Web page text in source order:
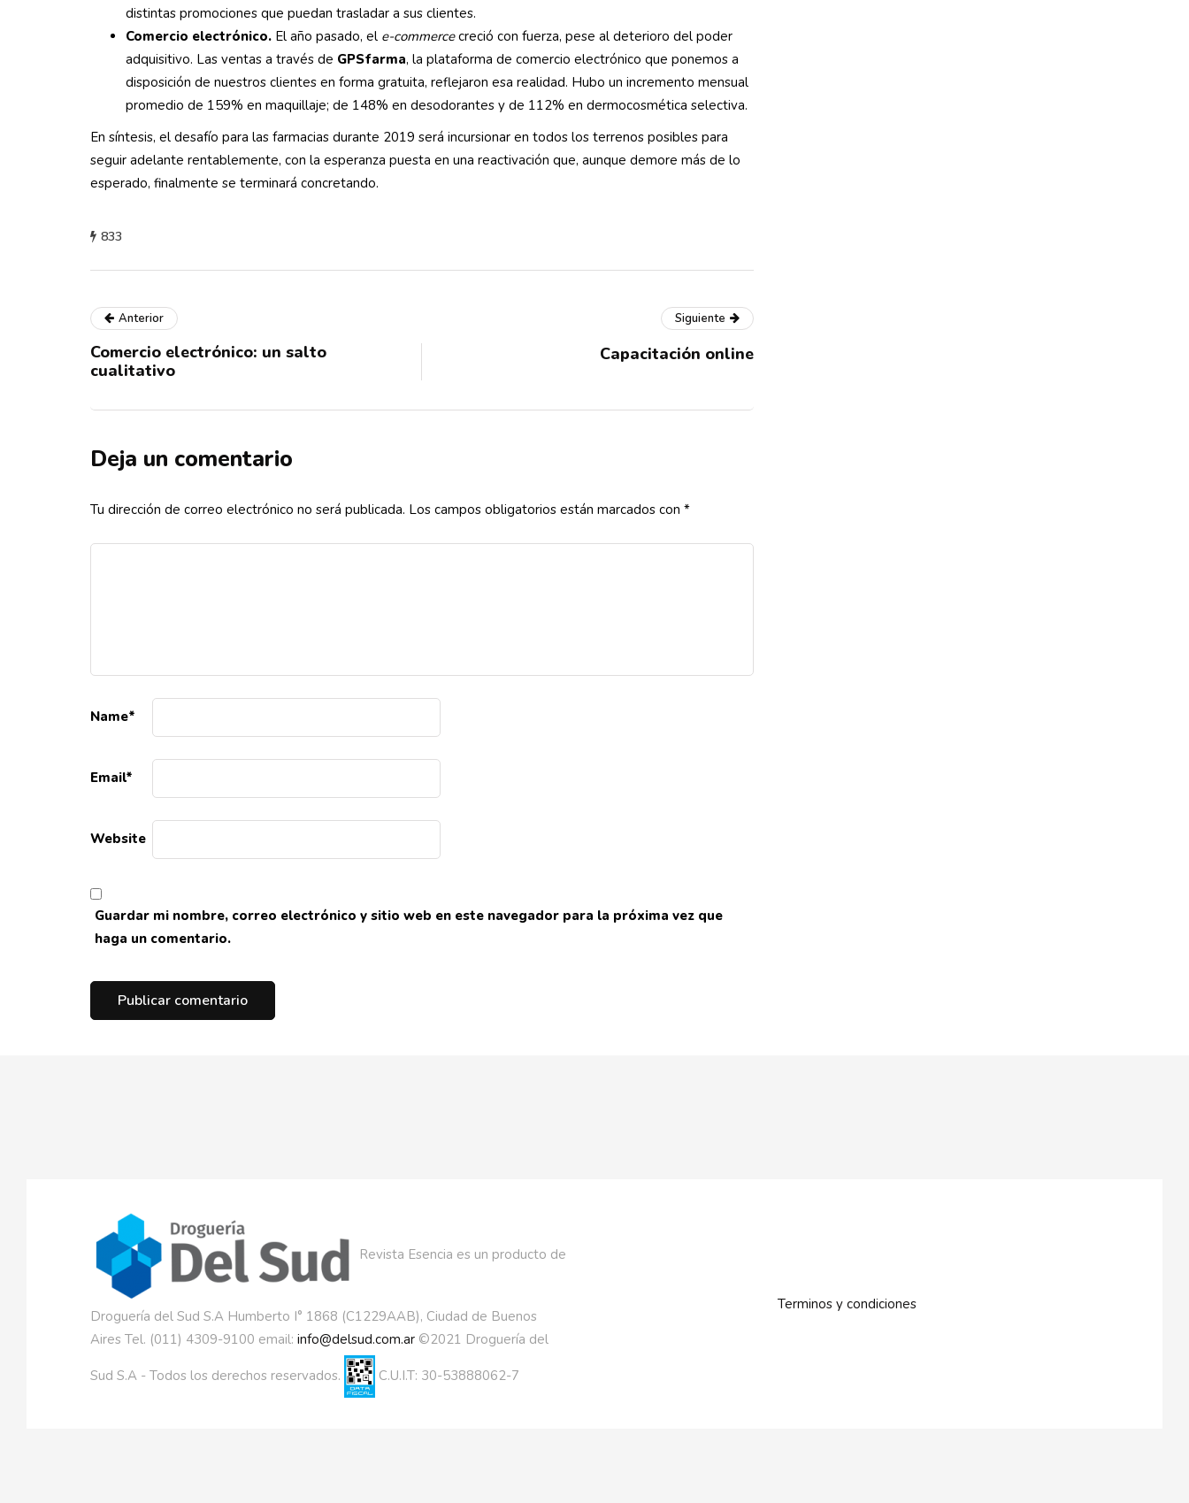
distintas promociones que puedan trasladar a sus clientes.
Comercio electrónico. El año pasado, el e-commercecreció con fuerza, pese al deterioro del poder
adquisitivo. Las ventas a través de GPSfarma, la plataforma de comercio electrónico que ponemos a
disposición de nuestros clientes en forma gratuita, reflejaron esa realidad. Hubo un incremento mensual
promedio de 159% en maquillaje; de 148% en desodorantes y de 112% en dermocosmética selectiva.
En síntesis, el desafío para las farmacias durante 2019 será incursionar en todos los terrenos posibles para
seguir adelante rentablemente, con la esperanza puesta en una reactivación que, aunque demore más de lo
esperado, finalmente se terminará concretando.
833
Anterior
Comercio electrónico: un salto
cualitativo
Siguiente
Capacitación online
Deja un comentario
Tu dirección de correo electrónico no será publicada. Los campos obligatorios están marcados con *
Name*
Email*
Website
Guardar mi nombre, correo electrónico y sitio web en este navegador para la próxima vez que
haga un comentario.
Revista Esencia es un producto de
Droguería del Sud S.A Humberto I° 1868 (C1229AAB), Ciudad de Buenos
Aires Tel. (011) 4309-9100 email: info@delsud.com.ar ©2021 Droguería del
Sud S.A - Todos los derechos reservados. C.U.I.T: 30-53888062-7
Terminos y condiciones